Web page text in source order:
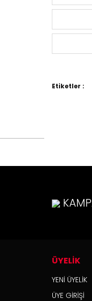
Etiketler :
ÜYELİK
YENİ ÜYELİK
ÜYE GİRİŞİ